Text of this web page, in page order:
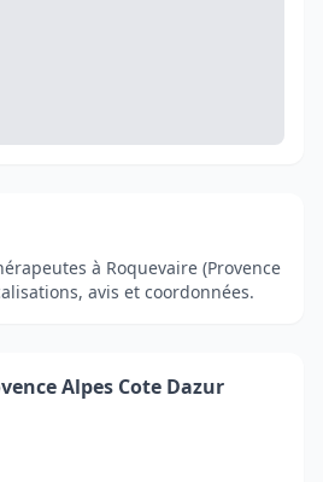
à Roquevaire (Provence
avis et coordonnées.
Alpes Cote Dazur